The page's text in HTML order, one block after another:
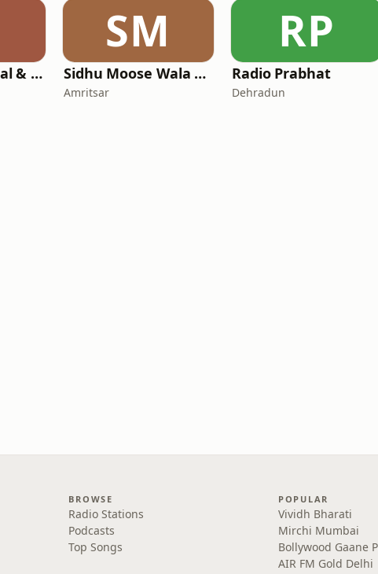
Bollywood Vishal & Shekhar
SM
Sidhu Moose Wala Radio
Amritsar
RP
Radio Prabhat
Dehradun
BROWSE
Radio Stations
Podcasts
Top Songs
POPULAR
Vividh Bharati
Mirchi Mumbai
Bollywood Gaane
AIR FM Gold Delhi